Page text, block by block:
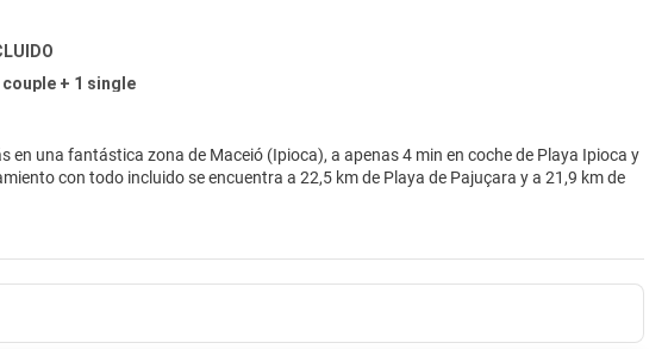
+ 1 single
en una fantástica zona de Maceió (Ipioca), a apenas 4 min en coche de Playa Ipioca y
con aire acondicionado, minibar y Smart TV. La conexión wifi gratis te mantendrá